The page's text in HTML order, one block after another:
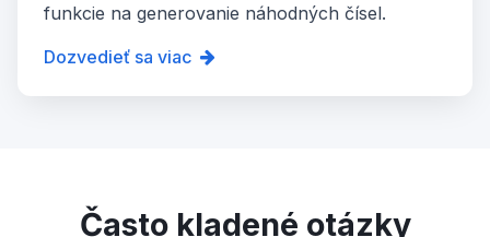
funkcie na generovanie náhodných čísel.
Dozvedieť sa viac
Často kladené otázky